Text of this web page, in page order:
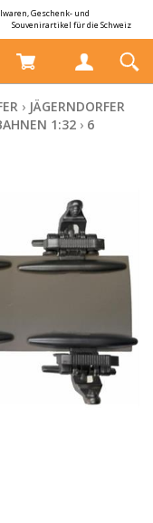
Geschenk- und
Souvenirartikel für die Schweiz
› JÄGERNDORFER
1:32 › 6